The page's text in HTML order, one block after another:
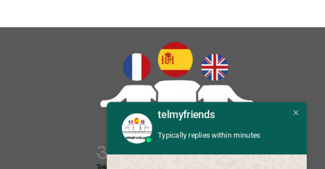
आप बताओ:
Telefonla Türkçeden İngilizceye çeviri
telmyfriends
Typically replies within minutes